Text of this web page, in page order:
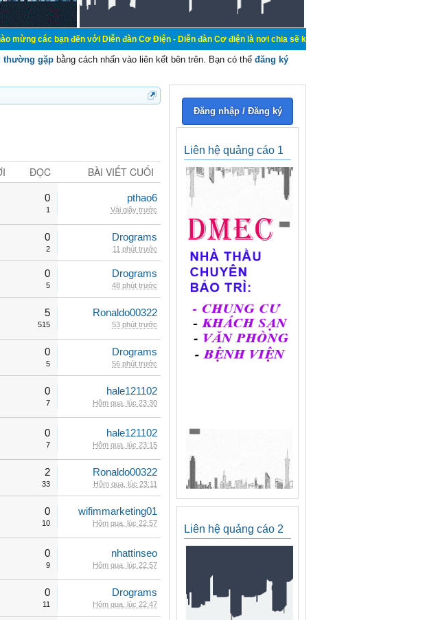
bạn đến với Diễn đàn Cơ Điện - Diễn đàn Cơ điện là nơi chia sẽ kiến thức kinh nghiệm trong lãnh vực cơ
thường gặp bằng cách nhấn vào liên kết bên trên. Bạn có thể đăng ký
ĐỌC BÀI VIẾT CUỐI
0
1
pthao6
Vài giây trước
0
2
Drograms
11 phút trước
0
5
Drograms
48 phút trước
5
515
Ronaldo00322
53 phút trước
0
5
Drograms
56 phút trước
0
7
hale121102
Hôm qua, lúc 23:30
0
7
hale121102
Hôm qua, lúc 23:15
2
33
Ronaldo00322
Hôm qua, lúc 23:11
0
10
wifimmarketing01
Hôm qua, lúc 22:57
0
9
nhattinseo
Hôm qua, lúc 22:57
0
11
Drograms
Hôm qua, lúc 22:47
Đăng nhập / Đăng ký
Liên hệ quảng cáo 1
Liên hệ quảng cáo 2